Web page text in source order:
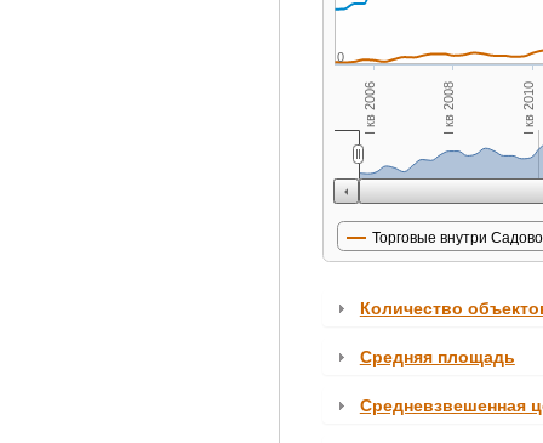
Торговые внутри
I кв 2006 I кв 2008 I кв 2010
0
Количество
Средняя площадь
Средневзвешенная